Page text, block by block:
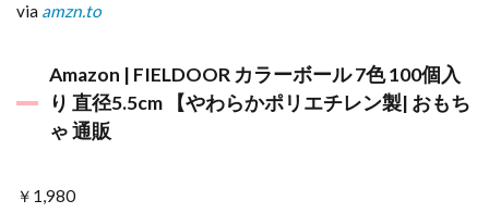
via amzn.to
Amazon | FIELDOOR カラーボール 7色 100個入
り 直径5.5cm 【やわらかポリエチレン製| おもち
ゃ 通販
￥1,980